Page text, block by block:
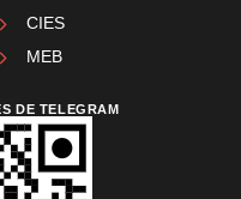
CIES
MEB
DE TELEGRAM